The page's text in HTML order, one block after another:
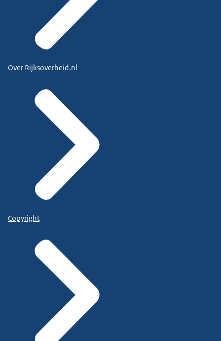
Over Rijksoverheid.nl
Copyright